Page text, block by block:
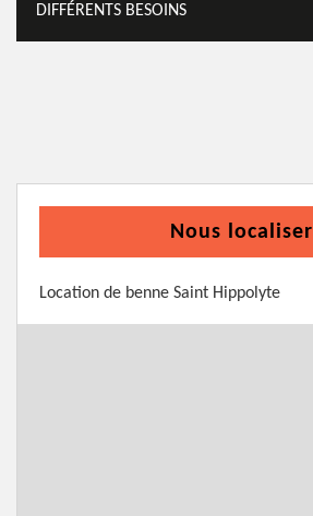
DIFFÉRENTS BESOINS
Nous localiser
Location de benne Saint Hippolyte